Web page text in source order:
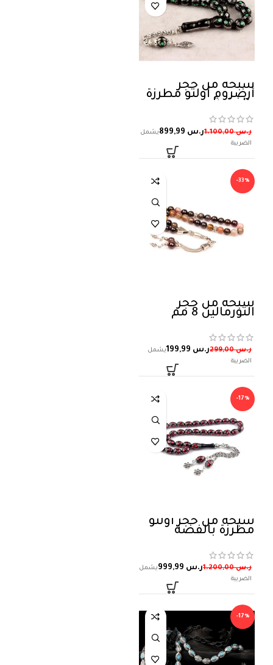
سبحة من حجر
أرضروم أولتو مطرزة
بالفضة
ر.س1.100,00 ر.س
-33%
سبحة من حجر
التورمالين 8 مم
ر.س299,00 ر.س
-17%
سبحة من حجر أولتو
مطرزة بالفضة
ر.س1.200,00 ر.س
-17%